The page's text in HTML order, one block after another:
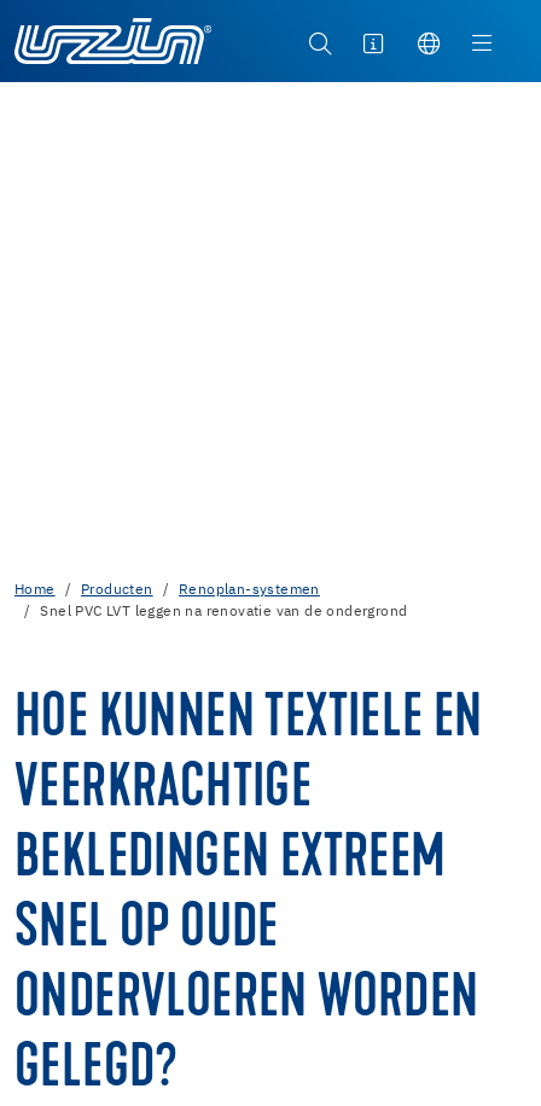
Home Producten
Renoplan-systemen
Snel PVC LVT leggen na renovatie van de ondergrond
HOE KUNNEN TEXTIELE EN
VEERKRACHTIGE
BEKLEDINGEN EXTREEM
SNEL OP OUDE
ONDERVLOEREN WORDEN
GELEGD?